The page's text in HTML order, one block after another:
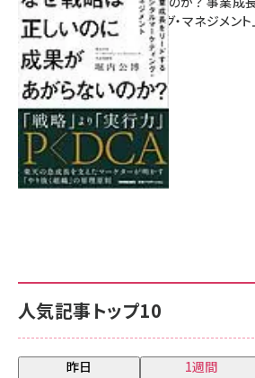
人気記事トップ10
昨日 1週間
マーケティング・マネジメン
8月7日 10:00